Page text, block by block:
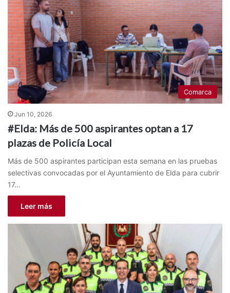
Comarca
Jun 10, 2026
#Elda: Más de 500 aspirantes optan a 17
plazas de Policía Local
Más de 500 aspirantes participan esta semana en las pruebas
selectivas convocadas por el Ayuntamiento de Elda para cubrir
17…
Leer más